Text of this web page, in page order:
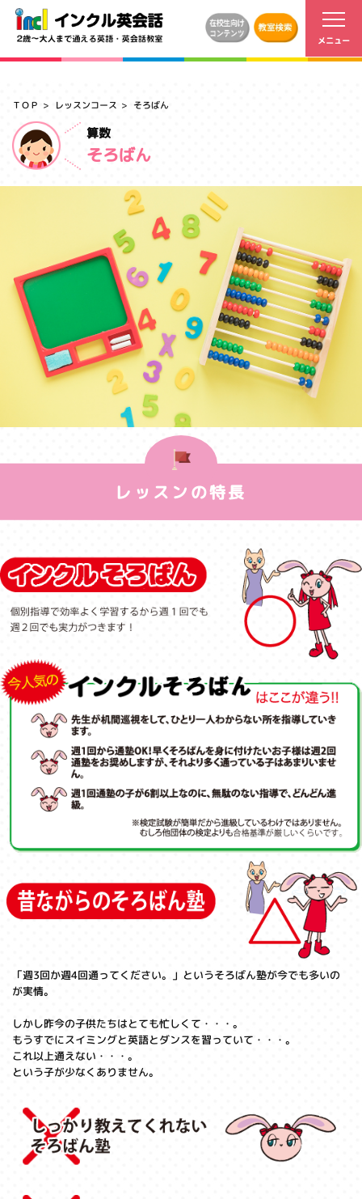
ＴＯＰ レッスンコース そろばん
算数
そろばん
レッスンの特長
「週3回か週4回通ってください。」というそろばん塾が今でも多いの
が実情。
しかし昨今の子供たちはとても忙しくて・・・。
もうすでにスイミングと英語とダンスを習っていて・・・。
これ以上通えない・・・。
という子が少なくありません。